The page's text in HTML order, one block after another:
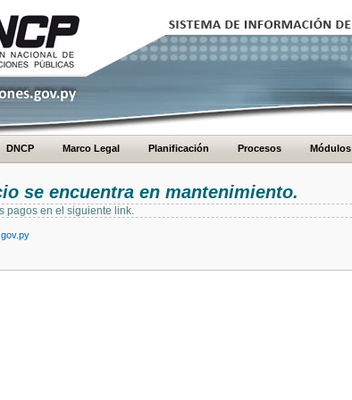
DNCP Marco Legal Planificación Procesos Módulos
se encuentra en mantenimiento.
pagos en el siguiente link.